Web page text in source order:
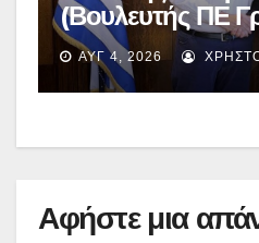
(Βουλευτής ΠΕ
Έκτακτη
400.000€ για
εργασίες στο
ΑΥΓ 4, 2026
Αφήστε μια